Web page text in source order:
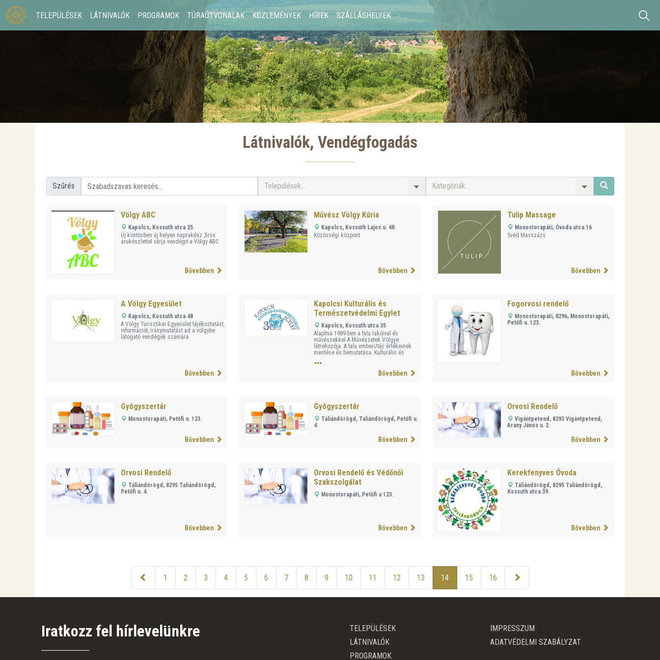
TELEPÜLÉSEK LÁTNIVALÓK PROGRAMOK TÚRAÚTVONALAK KÖZLEMÉNYEK HÍREK SZÁLLÁSHELYEK
Látnivalók, Vendégfogadás
Szűrés Települések... Kategóriák...
Völgy ABC
Kapolcs, Kossuth utca 25
Új köntösben új helyen naprakész ,firss
árukészlettel várja vendégit a Völgy ABC
Bővebben
Művész Völgy Kúria
Kapolcs, Kossuth Lajos u. 48.
Közösségi központ
Bővebben
Tulip Massage
Monostorapáti, Óvoda utca 16
Svéd Masszázs
Bővebben
A Völgy Egyesület
Kapolcs, Kossuth utca 48
A Völgy Turisztikai Egyesület tájékoztatást,
információt, iránymutatást ad a völgybe
látogató vendégek számára.
Bővebben
Kapolcsi Kulturális és
Természetvédelmi Egylet
Kapolcs, Kossuth utca 35
Alapítva 1989-ben a falu lakóival és
művészekkel.A Művészetek Völgye
létrehozója. A falu emberi/táji értékeinek
mentése és bemutatása. Kulturális és
Bővebben
Fogorvosi rendelő
Monostorapáti, 8296, Monostorapáti,
Petőfi u. 123.
Bővebben
Gyógyszertár
Monostorapáti, Petőfi u. 123.
Bővebben
Gyógyszertár
Táliándörögd, Taliándörögd, Petőfi u.
4.
Bővebben
Orvosi Rendelő
Vigántpetend, 8293 Vigántpetend,
Arany János u. 2.
Bővebben
Orvosi Rendelő
Táliándörögd, 8295 Taliándörögd,
Petőfi u. 4.
Bővebben
Orvosi Rendelő és Védőnői
Szakszolgálat
Monostorapáti, Petőfi u 123.
Bővebben
Kerekfenyves Óvoda
Táliándörögd, 8295 Taliándörögd,
Kossuth utca 39.
Bővebben
1 2 3 4 5 6 7 8 9 10 11 12 13 14 15 16
Iratkozz fel hírlevelünkre
TELEPÜLÉSEK
LÁTNIVALÓK
PROGRAMOK
IMPRESSZUM
ADATVÉDELMI SZABÁLYZAT